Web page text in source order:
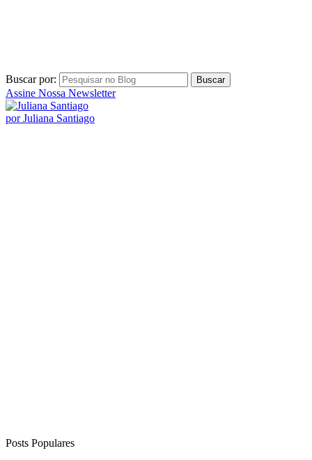
Buscar por:
Assine Nossa Newsletter
por Juliana Santiago
Posts Populares